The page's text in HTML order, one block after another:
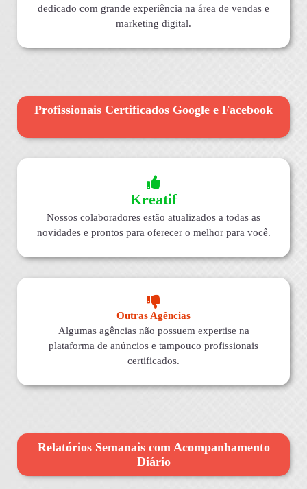
dedicado com grande experiência na área de vendas e
marketing digital.
Profissionais Certificados Google e Facebook
Kreatif
Nossos colaboradores estão atualizados a todas as
novidades e prontos para oferecer o melhor para você.
Outras Agências
Algumas agências não possuem expertise na
plataforma de anúncios e tampouco profissionais
certificados.
Relatórios Semanais com Acompanhamento
Diário